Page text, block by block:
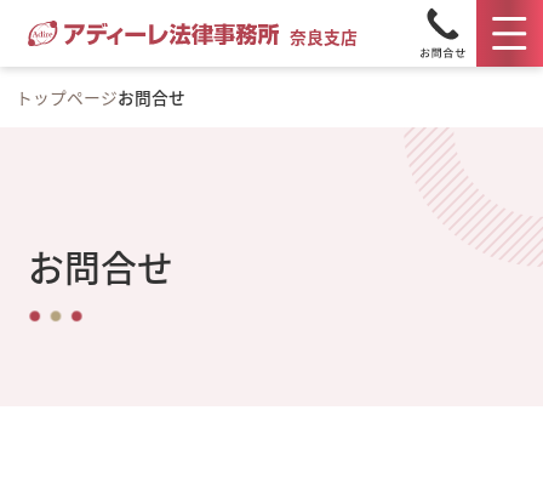
奈良支店
トップページお問合せ
お問合せ